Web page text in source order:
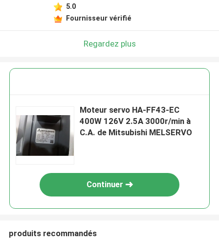
5.0
Fournisseur vérifié
Regardez plus
Moteur servo HA-FF43-EC
400W 126V 2.5A 3000r/min à
C.A. de Mitsubishi MELSERVO
Continuer
produits recommandés